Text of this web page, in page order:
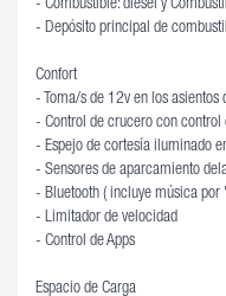
- Combustible: diesel y
- Depósito principal de
Confort
- Toma/s de 12v en los asientos
- Control de crucero con control
- Espejo de cortesía iluminado
- Sensores de aparcamiento
- Bluetooth ( incluye música por
- Limitador de velocidad
- Control de Apps
Espacio de Carga